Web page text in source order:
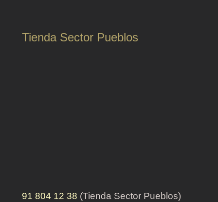
Tienda Sector Pueblos
91 804 12 38 (Tienda Sector Pueblos)